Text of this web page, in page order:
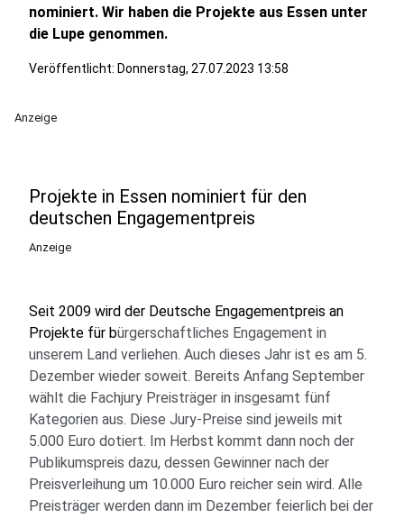
nominiert. Wir haben die Projekte aus Essen unter
die Lupe genommen.
Veröffentlicht: Donnerstag, 27.07.2023 13:58
Anzeige
Projekte in Essen nominiert für den
deutschen Engagementpreis
Anzeige
Seit 2009 wird der Deutsche Engagementpreis an
Projekte für bürgerschaftliches Engagement in
unserem Land verliehen. Auch dieses Jahr ist es am 5.
Dezember wieder soweit. Bereits Anfang September
wählt die Fachjury Preisträger in insgesamt fünf
Kategorien aus. Diese Jury-Preise sind jeweils mit
5.000 Euro dotiert. Im Herbst kommt dann noch der
Publikumspreis dazu, dessen Gewinner nach der
Preisverleihung um 10.000 Euro reicher sein wird. Alle
Preisträger werden dann im Dezember feierlich bei der